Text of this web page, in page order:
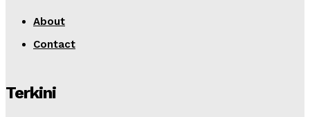
About
Contact
Terkini